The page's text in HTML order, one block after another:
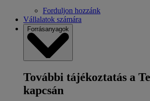
Forduljon hozzánk
Vállalatok számára
Forrásanyagok
További tájékoztatás a
kapcsán